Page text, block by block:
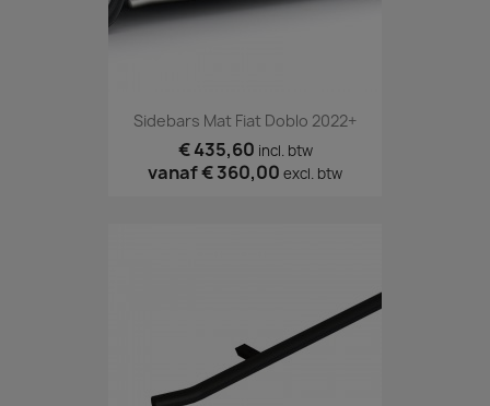
Sidebars Mat Fiat Doblo 2022+
€ 435,60 incl. btw
vanaf€ 360,00 excl. btw